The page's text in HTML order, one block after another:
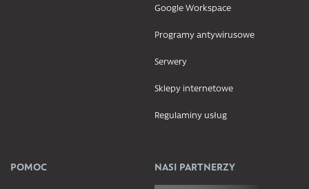
Google Workspace
Programy antywirusowe
Serwery
Sklepy internetowe
Regulaminy usług
POMOC NASI PARTNERZY